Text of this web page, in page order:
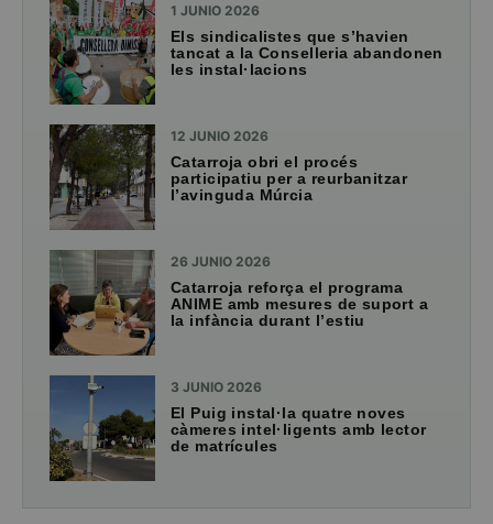
1 JUNIO 2026
Els sindicalistes que s’havien
tancat a la Conselleria abandonen
les instal·lacions
12 JUNIO 2026
Catarroja obri el procés
participatiu per a reurbanitzar
l’avinguda Múrcia
26 JUNIO 2026
Catarroja reforça el programa
ANIME amb mesures de suport a
la infància durant l’estiu
3 JUNIO 2026
El Puig instal·la quatre noves
càmeres intel·ligents amb lector
de matrícules